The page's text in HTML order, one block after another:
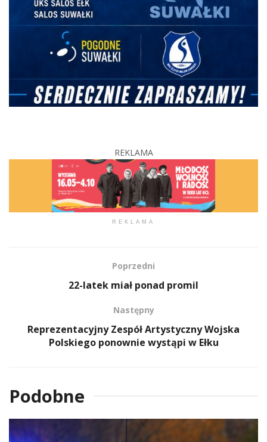
REKLAMA
REKLAMA
Poprzedni
22-latek miał ponad promil
Następny
Reprezentacyjny Zespół Artystyczny Wojska
Polskiego ponownie wystąpi w Ełku
Podobne